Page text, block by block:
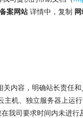
案网站详情中，复制
内容，明确站长责任和
机、独立服务器上运
我司要求时间内未进